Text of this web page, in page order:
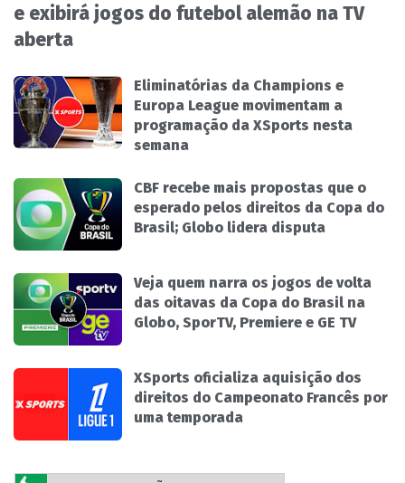
e exibirá jogos do futebol alemão na TV
aberta
Eliminatórias da Champions e
Europa League movimentam a
programação da XSports nesta
semana
CBF recebe mais propostas que o
esperado pelos direitos da Copa do
Brasil; Globo lidera disputa
Veja quem narra os jogos de volta
das oitavas da Copa do Brasil na
Globo, SporTV, Premiere e GE TV
XSports oficializa aquisição dos
direitos do Campeonato Francês por
uma temporada